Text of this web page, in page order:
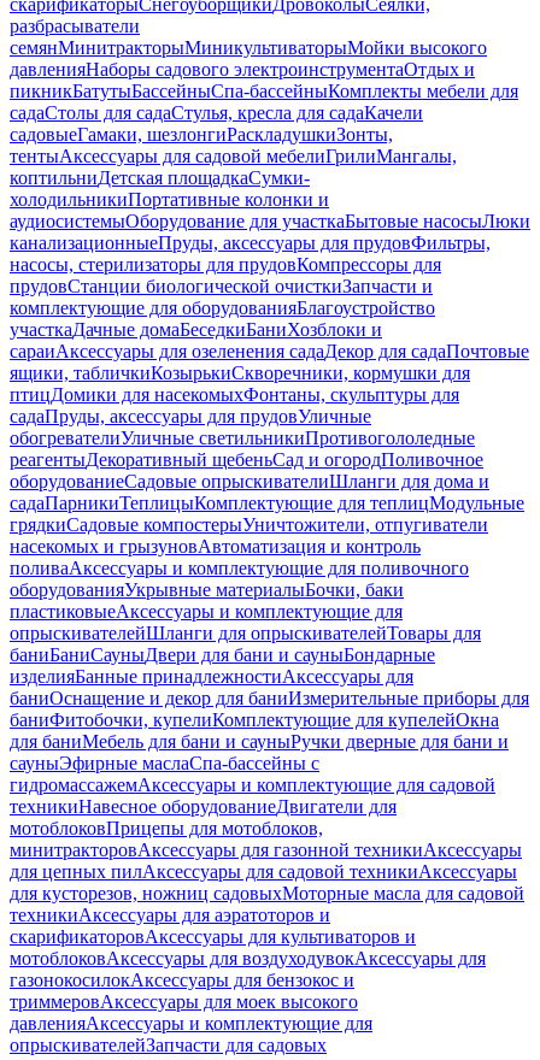
скарификаторыСнегоуборщикиДровоколыСеялки,
разбрасыватели
семянМинитракторыМиникультиваторыМойки высокого
давленияНаборы садового электроинструментаОтдых и
пикникБатутыБассейныСпа-бассейныКомплекты мебели для
садаСтолы для садаСтулья, кресла для садаКачели
садовыеГамаки, шезлонгиРаскладушкиЗонты,
тентыАксессуары для садовой мебелиГрилиМангалы,
коптильниДетская площадкаСумки-
холодильникиПортативные колонки и
аудиосистемыОборудование для участкаБытовые насосыЛюки
канализационныеПруды, аксессуары для прудовФильтры,
насосы, стерилизаторы для прудовКомпрессоры для
прудовСтанции биологической очисткиЗапчасти и
комплектующие для оборудованияБлагоустройство
участкаДачные домаБеседкиБаниХозблоки и
сараиАксессуары для озеленения садаДекор для садаПочтовые
ящики, табличкиКозырькиСкворечники, кормушки для
птицДомики для насекомыхФонтаны, скульптуры для
садаПруды, аксессуары для прудовУличные
обогревателиУличные светильникиПротивогололедные
реагентыДекоративный щебеньСад и огородПоливочное
оборудованиеСадовые опрыскивателиШланги для дома и
садаПарникиТеплицыКомплектующие для теплицМодульные
грядкиСадовые компостерыУничтожители, отпугиватели
насекомых и грызуновАвтоматизация и контроль
поливаАксессуары и комплектующие для поливочного
оборудованияУкрывные материалыБочки, баки
пластиковыеАксессуары и комплектующие для
опрыскивателейШланги для опрыскивателейТовары для
баниБаниСауныДвери для бани и сауныБондарные
изделияБанные принадлежностиАксессуары для
баниОснащение и декор для баниИзмерительные приборы для
баниФитобочки, купелиКомплектующие для купелейОкна
для баниМебель для бани и сауныРучки дверные для бани и
сауныЭфирные маслаСпа-бассейны с
гидромассажемАксессуары и комплектующие для садовой
техникиНавесное оборудованиеДвигатели для
мотоблоковПрицепы для мотоблоков,
минитракторовАксессуары для газонной техникиАксессуары
для цепных пилАксессуары для садовой техникиАксессуары
для кусторезов, ножниц садовыхМоторные масла для садовой
техникиАксессуары для аэратоторов и
скарификаторовАксессуары для культиваторов и
мотоблоковАксессуары для воздуходувокАксессуары для
газонокосилокАксессуары для бензокос и
триммеровАксессуары для моек высокого
давленияАксессуары и комплектующие для
опрыскивателейЗапчасти для садовых